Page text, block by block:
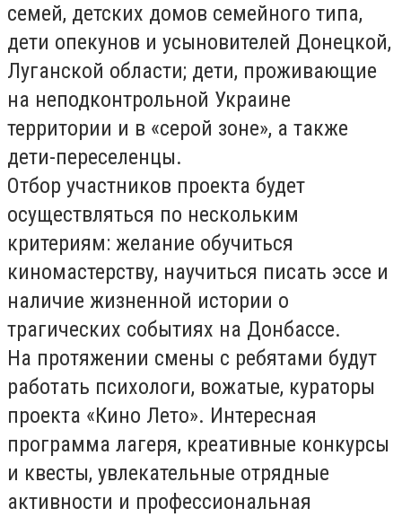
семей, детских домов семейного типа,
дети опекунов и усыновителей Донецкой,
Луганской области; дети, проживающие
на неподконтрольной Украине
территории и в «серой зоне», а также
дети-переселенцы.
Отбор участников проекта будет
осуществляться по нескольким
критериям: желание обучиться
киномастерству, научиться писать эссе и
наличие жизненной истории о
трагических событиях на Донбассе.
На протяжении смены с ребятами будут
работать психологи, вожатые, кураторы
проекта «Кино Лето». Интересная
программа лагеря, креативные конкурсы
и квесты, увлекательные отрядные
активности и профессиональная